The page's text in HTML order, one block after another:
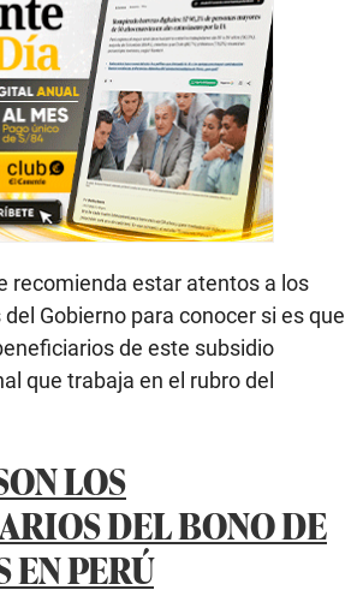
recomienda estar atentos a los
Gobierno para conocer si es que
de este subsidio
que trabaja en el rubro del
LOS
DEL BONO DE
EN PERÚ